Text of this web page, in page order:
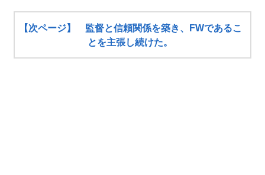
【次ページ】 監督と信頼関係を築き、FWであるこ
とを主張し続けた。